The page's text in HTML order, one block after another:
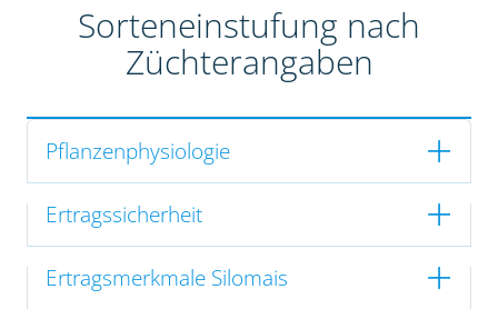
Sorteneinstufung nach
Züchterangaben
Pflanzenphysiologie
Ertragssicherheit
Ertragsmerkmale Silomais